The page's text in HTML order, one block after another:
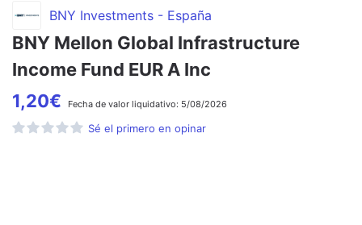
BNY Investments - España
BNY Mellon Global Infrastructure
Income Fund EUR A Inc
1,20€ Fecha de valor liquidativo: 5/08/2026
Sé el primero en opinar